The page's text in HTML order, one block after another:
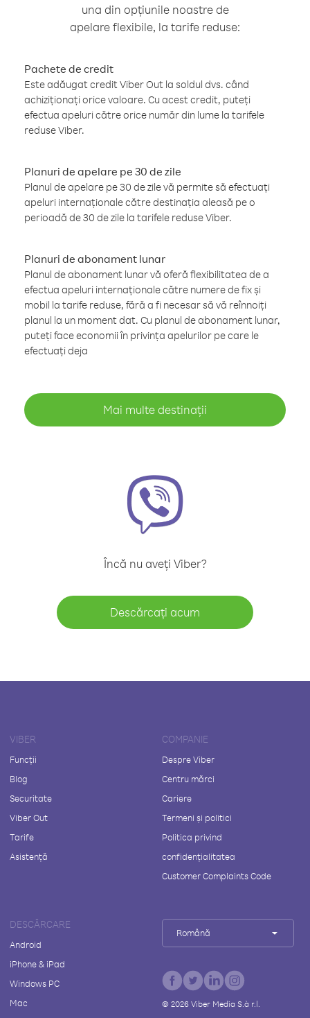
una din opțiunile noastre de
apelare flexibile, la tarife reduse:
Pachete de credit
Este adăugat credit Viber Out la soldul dvs. când
achiziționați orice valoare. Cu acest credit, puteți
efectua apeluri către orice număr din lume la tarifele
reduse Viber.
Planuri de apelare pe 30 de zile
Planul de apelare pe 30 de zile vă permite să efectuați
apeluri internaționale către destinația aleasă pe o
perioadă de 30 de zile la tarifele reduse Viber.
Planuri de abonament lunar
Planul de abonament lunar vă oferă flexibilitatea de a
efectua apeluri internaționale către numere de fix și
mobil la tarife reduse, fără a fi necesar să vă reînnoiți
planul la un moment dat. Cu planul de abonament lunar,
puteți face economii în privința apelurilor pe care le
efectuați deja
Mai multe destinații
Încă nu aveți Viber?
Descărcați acum
VIBER
Funcții
Blog
Securitate
Viber Out
Tarife
Asistență
COMPANIE
Despre Viber
Centru mărci
Cariere
Termeni și politici
Politica privind
confidențialitatea
Customer Complaints Code
DESCĂRCARE
Android
iPhone & iPad
Windows PC
Mac
Română
© 2026Viber Media S.à r.l.